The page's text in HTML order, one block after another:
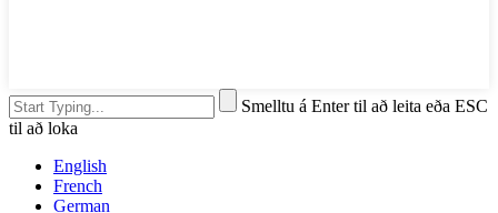
Smelltu á Enter til að leita eða ESC
til að loka
English
French
German